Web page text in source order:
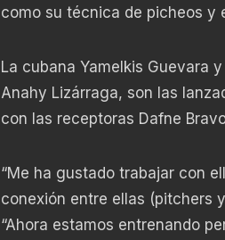
como su técnica de picheos y
La cubana Yamelkis Guevara
Anahy Lizárraga, son las
con las receptoras Dafne
“Me ha gustado trabajar con
conexión entre ellas (pitchers
“Ahora estamos entrenando